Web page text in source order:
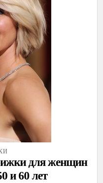
для женщин
и 60 лет